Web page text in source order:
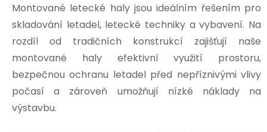
Montované letecké haly jsou ideálním řešením pro
skladování letadel, letecké techniky a vybavení. Na
rozdíl od tradičních konstrukcí zajišťují naše
montované haly efektivní využití prostoru,
bezpečnou ochranu letadel před nepříznivými vlivy
počasí a zároveň umožňují nízké náklady na
výstavbu.